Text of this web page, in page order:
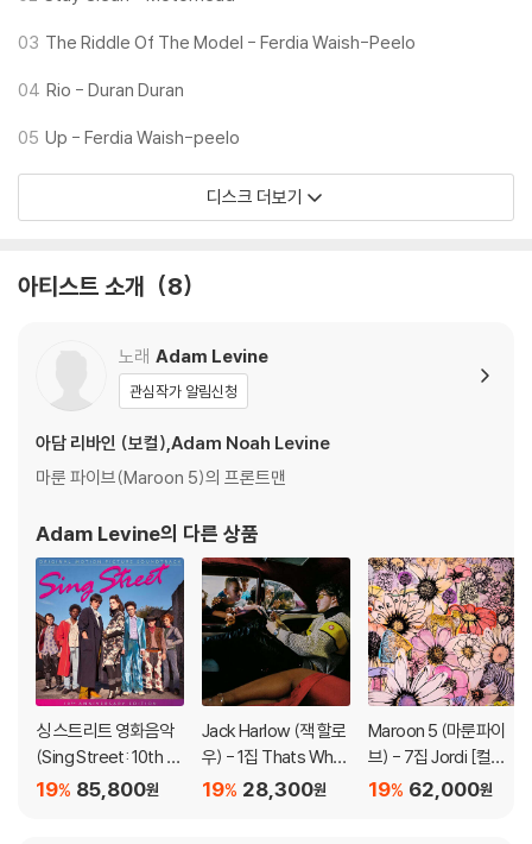
03 The Riddle Of The Model - Ferdia Waish-Peelo
04 Rio - Duran Duran
05 Up - Ferdia Waish-peelo
디스크 더보기
아티스트 소개 8
노래 Adam Levine
관심작가 알림신청
아담 리바인 (보컬),Adam Noah Levine
마룬 파이브(Maroon 5)의 프론트맨
Adam Levine의 다른 상품
싱 스트리트 영화음악
(Sing Street: 10th A
nniversary OST) [핑
85,800원
19%
Jack Harlow (잭 할로
우) - 1집 Thats What
They All Say [LP]
28,300원
19%
Maroon 5 (마룬파이
브) - 7집 Jordi [컬러
LP]
62,000원
19%